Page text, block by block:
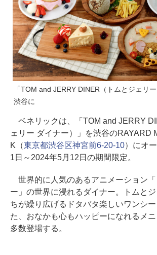
「TOM and JERRY DINER（トムとジェリ
渋谷に
ベネリックは、「TOM and JERRY
ェリー ダイナー）」を渋谷のRAYARD
K（東京都渋谷区神宮前6-20-10）にオ
1日～2024年5月12日の期間限定。
世界的に人気のあるアニメーション「
ー」の世界に浸れるダイナー。トムと
ちが繰り広げるドタバタ楽しいワンシ
た、おなかも心もハッピーになれるメ
多数登場する。